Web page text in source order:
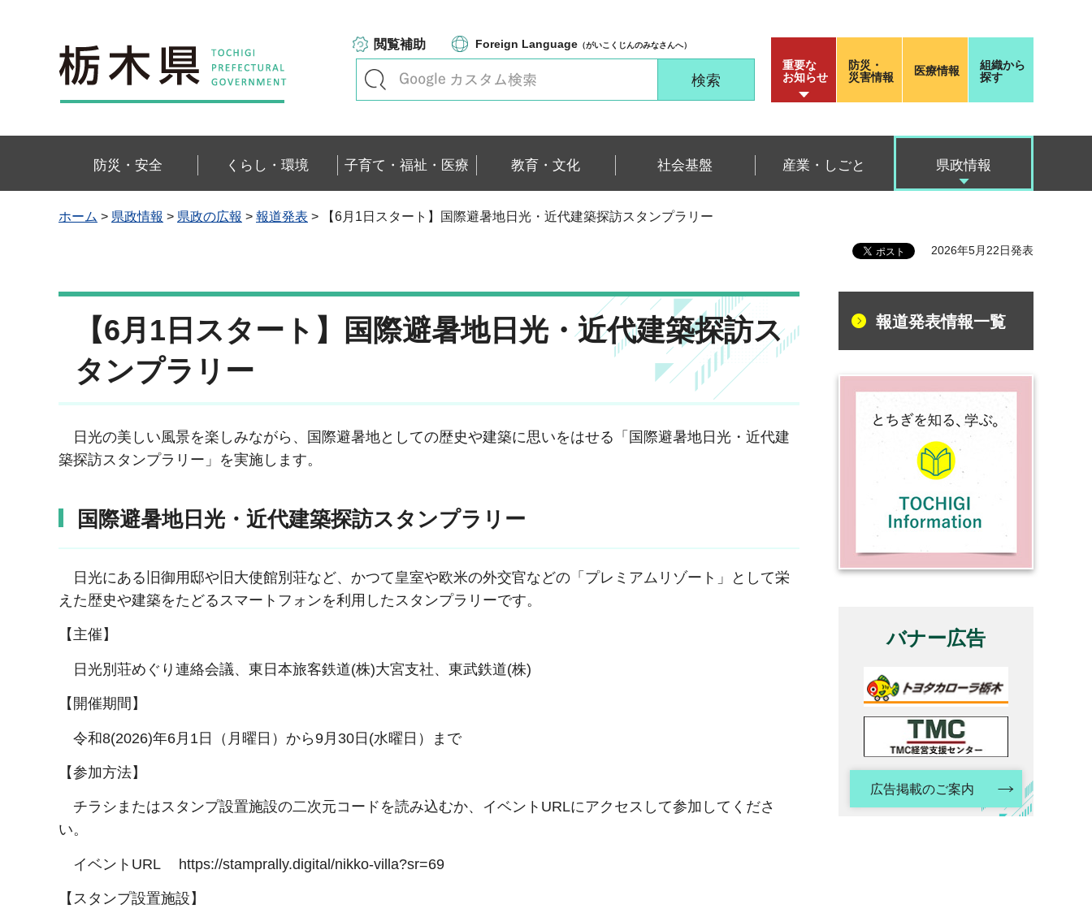
栃木県
閲覧補助 Foreign Language （がいこくじんのみなさんへ）
重要な
お知らせ
防災・
災害情報
医療情報
組織から
探す
防災・安全 くらし・環境 子育て・福祉・医療 教育・文化 社会基盤 産業・しごと 県政情報
ホーム > 県政情報 > 県政の広報 > 報道発表 > 【6月1日スタート】国際避暑地日光・近代建築探訪スタンプラリー
2026年5月22日発表
【6月1日スタート】国際避暑地日光・近代建築探訪ス
タンプラリー
日光の美しい風景を楽しみながら、国際避暑地としての歴史や建築に思いをはせる「国際避暑地日光・近代建
築探訪スタンプラリー」を実施します。
国際避暑地日光・近代建築探訪スタンプラリー
日光にある旧御用邸や旧大使館別荘など、かつて皇室や欧米の外交官などの「プレミアムリゾート」として栄
えた歴史や建築をたどるスマートフォンを利用したスタンプラリーです。
【主催】
日光別荘めぐり連絡会議、東日本旅客鉄道(株)大宮支社、東武鉄道(株)
【開催期間】
令和8(2026)年6月1日（月曜日）から9月30日(水曜日）まで
【参加方法】
チラシまたはスタンプ設置施設の二次元コードを読み込むか、イベントURLにアクセスして参加してくださ
い。
イベントURL https://stamprally.digital/nikko-villa?sr=69
【スタンプ設置施設】
報道発表情報一覧
バナー広告
広告掲載のご案内